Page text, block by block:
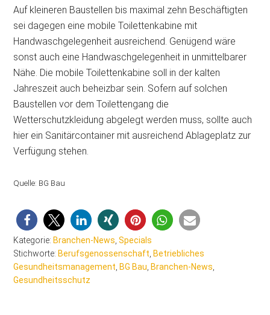
Auf kleineren Baustellen bis maximal zehn Beschäftigten
sei dagegen eine mobile Toilettenkabine mit
Handwaschgelegenheit ausreichend. Genügend wäre
sonst auch eine Handwaschgelegenheit in unmittelbarer
Nähe. Die mobile Toilettenkabine soll in der kalten
Jahreszeit auch beheizbar sein. Sofern auf solchen
Baustellen vor dem Toilettengang die
Wetterschutzkleidung abgelegt werden muss, sollte auch
hier ein Sanitärcontainer mit ausreichend Ablageplatz zur
Verfügung stehen.
Quelle: BG Bau
Kategorie:Branchen-News ,Specials
Stichworte:Berufsgenossenschaft ,Betriebliches
Gesundheitsmanagement ,BG Bau ,Branchen-News
Gesundheitsschutz